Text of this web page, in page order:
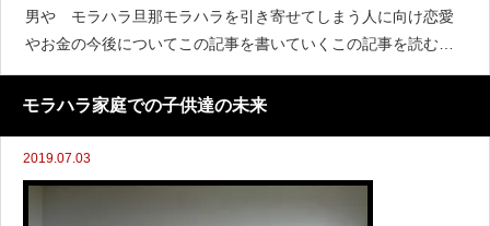
男や モラハラ旦那モラハラを引き寄せてしまう人に向け恋愛
やお金の今後についてこの記事を書いていくこの記事を読むと
今後どんな風に恋愛をしお金を使うべきなのか
モラハラ家庭での子供達の未来
2019.07.03